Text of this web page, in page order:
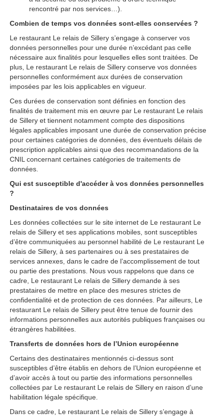
rencontré par nos services…).
Combien de temps vos données sont-elles conservées ?
Le restaurant Le relais de Sillery sʼengage à conserver vos
données personnelles pour une durée nʼexcédant pas celle
nécessaire aux finalités pour lesquelles elles sont traitées. De
plus, Le restaurant Le relais de Sillery conserve vos données
personnelles conformément aux durées de conservation
imposées par les lois applicables en vigueur.
Ces durées de conservation sont définies en fonction des
finalités de traitement mis en œuvre par Le restaurant Le relais
de Sillery et tiennent notamment compte des dispositions
légales applicables imposant une durée de conservation précise
pour certaines catégories de données, des éventuels délais de
prescription applicables ainsi que des recommandations de la
CNIL concernant certaines catégories de traitements de
données.
Qui est susceptible d'accéder à vos données personnelles
?
Destinataires de vos données
Les données collectées sur le site internet de Le restaurant Le
relais de Sillery et ses applications mobiles, sont susceptibles
dʼêtre communiquées au personnel habilité de Le restaurant Le
relais de Sillery, à ses partenaires ou à ses prestataires de
services annexes, dans le cadre de lʼaccomplissement de tout
ou partie des prestations. Nous vous rappelons que dans ce
cadre, Le restaurant Le relais de Sillery demande à ses
prestataires de mettre en place des mesures strictes de
confidentialité et de protection de ces données. Par ailleurs, Le
restaurant Le relais de Sillery peut être tenue de fournir des
informations personnelles aux autorités publiques françaises ou
étrangères habilitées.
Transferts de données hors de lʼUnion européenne
Certains des destinataires mentionnés ci-dessus sont
susceptibles dʼêtre établis en dehors de lʼUnion européenne et
dʼavoir accès à tout ou partie des informations personnelles
collectées par Le restaurant Le relais de Sillery en raison dʼune
habilitation légale spécifique.
Dans ce cadre, Le restaurant Le relais de Sillery sʼengage à